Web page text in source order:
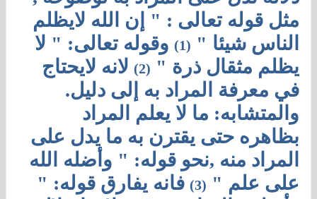
مثل قوله تعالى : " إن الله لايظلم
الناس شيئا " (1)
وقوله تعالى: " لا
يظلم مثقال ذرة " (2)
لانه لايحتاج
في معرفة المراد به إلى دليل.
والمتشابه: ما لا يعلم المراد
بظاهره حتى يقترن به ما يدل على
المراد منه ,نحو قوله: " وأضله الله
على علم " (3)
فانه يفارق قوله: "